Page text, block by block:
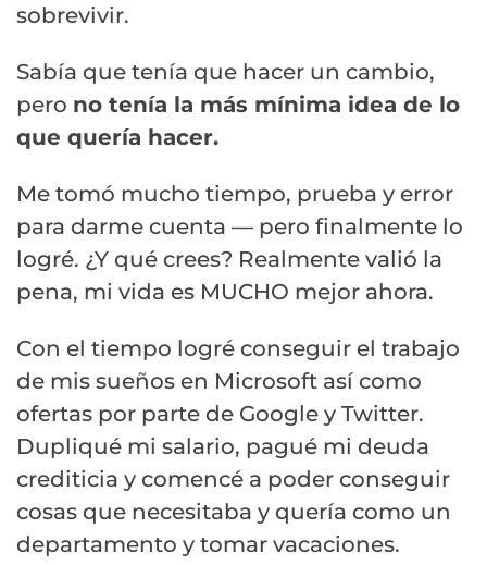
sobrevivir.
Sabía que tenía que hacer un cambio,
pero no tenía la más mínima idea de lo
que quería hacer.
Me tomó mucho tiempo, prueba y error
para darme cuenta — pero finalmente lo
logré. ¿Y qué crees? Realmente valió la
pena, mi vida es MUCHO mejor ahora.
Con el tiempo logré conseguir el trabajo
de mis sueños en Microsoft así como
ofertas por parte de Google y Twitter.
Dupliqué mi salario, pagué mi deuda
crediticia y comencé a poder conseguir
cosas que necesitaba y quería como un
departamento y tomar vacaciones.